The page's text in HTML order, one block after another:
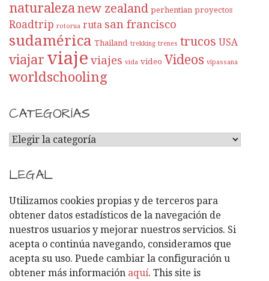
naturalezanew zealand perhentian proyectos
Roadtrip rotorua ruta san francisco
sudamérica Thailand trekking trenes trucos USA
viajar viaje viajes vida video Videos vipassana
worldschooling
CATEGORÍAS
C
T
E
G
O
R
Í
A
S
LEGAL
Utilizamos cookies propias y de terceros para
obtener datos estadísticos de la navegación de
nuestros usuarios y mejorar nuestros servicios. Si
acepta o continúa navegando, consideramos que
acepta su uso. Puede cambiar la configuración u
obtener más información aquí. This site is